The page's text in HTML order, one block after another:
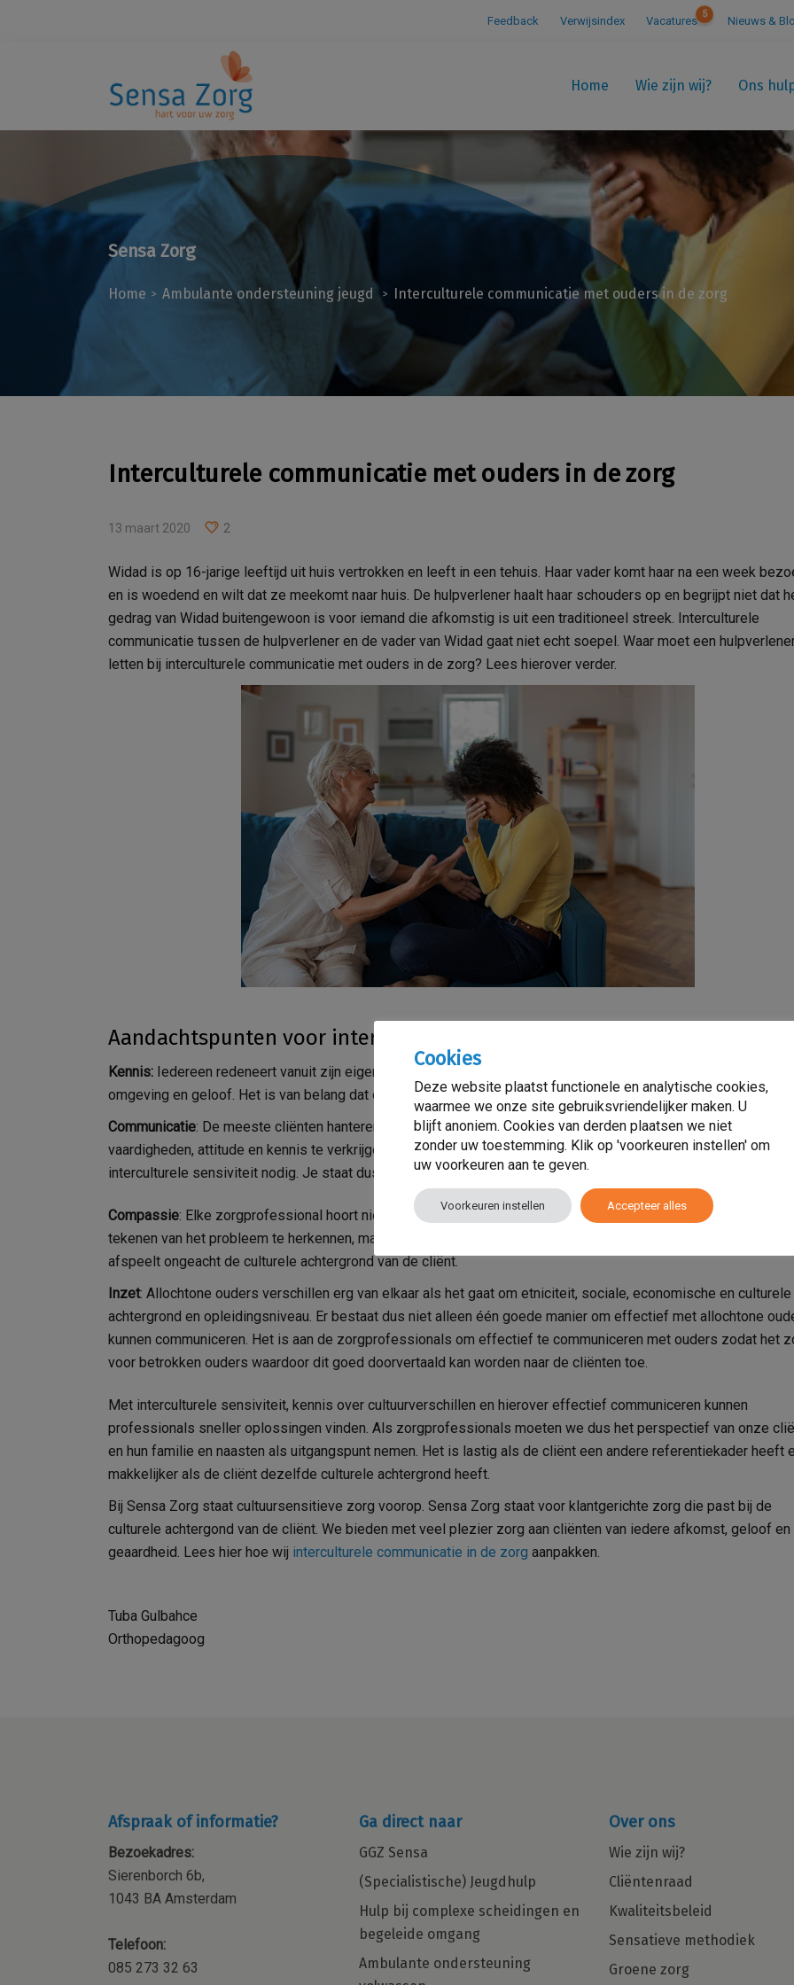
Kraamzorg – Kraamverzorgende in
de regio Amsterdam en omgeving
met een zorgHART en net dat
Feedback Verwijsindex Vacatures
5
Nieuws &
Home Wie zijn wij? Ons
Sensa Zorg
Home > Ambulante ondersteuning jeugd > Interculturele communicatie met ouders in de zorg
Interculturele communicatie met ouders in de zorg
13 maart 2020 2
Widad is op 16-jarige leeftijd uit huis vertrokken en leeft in een tehuis. Haar vader komt haar na een week
en is woedend en wilt dat ze meekomt naar huis. De hulpverlener haalt haar schouders op en begrijpt niet dat
gedrag van Widad buitengewoon is voor iemand die afkomstig is uit een traditioneel streek. Interculturele
communicatie tussen de hulpverlener en de vader van Widad gaat niet echt soepel. Waar moet een
letten bij interculturele communicatie met ouders in de zorg? Lees hierover verder.
Aandachtspunten voor interculturele communicatie met ouders
Kennis: Iedereen redeneert vanuit zijn eigen referentiekader dat wordt bepaald door je karakter, geslacht, geloof,
omgeving en geloof. Het is van belang dat de zorgverlener zich kan verplaatsen in de cliënt.
Communicatie: De meeste cliënten hanteren niet dezelfde taal, normen en waarden als de zorgprofessionals.
vaardigheden, attitude en kennis te verkrijgen die nodig zijn voor interculturele competentie, heeft de
interculturele sensiviteit nodig. Je staat dus open voor de gevoelens en behoeften van anderen.
Compassie: Elke zorgprofessional hoort niet alleen het verhaal over het probleem van de cliënt te begrijpen en
tekenen van het probleem te herkennen, maar ook empathie te hebben voor de context waarin het probleem zich
afspeelt ongeacht de culturele achtergrond van de cliënt.
Inzet: Allochtone ouders verschillen erg van elkaar als het gaat om etniciteit, sociale, economische en culturele
achtergrond en opleidingsniveau. Er bestaat dus niet alleen één goede manier om effectief met allochtone
kunnen communiceren. Het is aan de zorgprofessionals om effectief te communiceren met ouders zodat het
voor betrokken ouders waardoor dit goed doorvertaald kan worden naar de cliënten toe.
Met interculturele sensiviteit, kennis over cultuurverschillen en hierover effectief communiceren kunnen
professionals sneller oplossingen vinden. Als zorgprofessionals moeten we dus het perspectief van onze
en hun familie en naasten als uitgangspunt nemen. Het is lastig als de cliënt een andere referentiekader heeft
makkelijker als de cliënt dezelfde culturele achtergrond heeft.
Bij Sensa Zorg staat cultuursensitieve zorg voorop. Sensa Zorg staat voor klantgerichte zorg die past bij de
culturele achtergond van de cliënt. We bieden met veel plezier zorg aan cliënten van iedere afkomst, geloof en
geaardheid. Lees hier hoe wij interculturele communicatie in de zorg aanpakken.
Tuba Gulbahce
Orthopedagoog
Afspraak of informatie?
Bezoekadres:
Sierenborch 6b,
1043 BA Amsterdam
Telefoon:
085 273 32 63
Ga direct naar
GGZ Sensa
(Specialistische) Jeugdhulp
Hulp bij complexe scheidingen en
begeleide omgang
Ambulante ondersteuning
Over ons
Wie zijn wij?
Cliëntenraad
Kwaliteitsbeleid
Sensatieve methodiek
Groene zorg
Cookies
Deze website plaatst functionele en analytische cookies,
waarmee we onze site gebruiksvriendelijker maken. U
blijft anoniem. Cookies van derden plaatsen we niet
zonder uw toestemming. Klik op 'voorkeuren instellen' om
uw voorkeuren aan te geven.
Voorkeuren instellen Accepteer alles